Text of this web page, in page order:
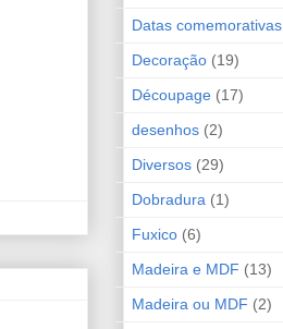
Datas comemorativas
Decoração (19)
Découpage (17)
desenhos (2)
Diversos (29)
Dobradura (1)
Fuxico (6)
Madeira e MDF (13)
Madeira ou MDF (2)